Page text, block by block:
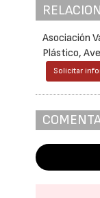
Asociación
Plástico,
Solicitar